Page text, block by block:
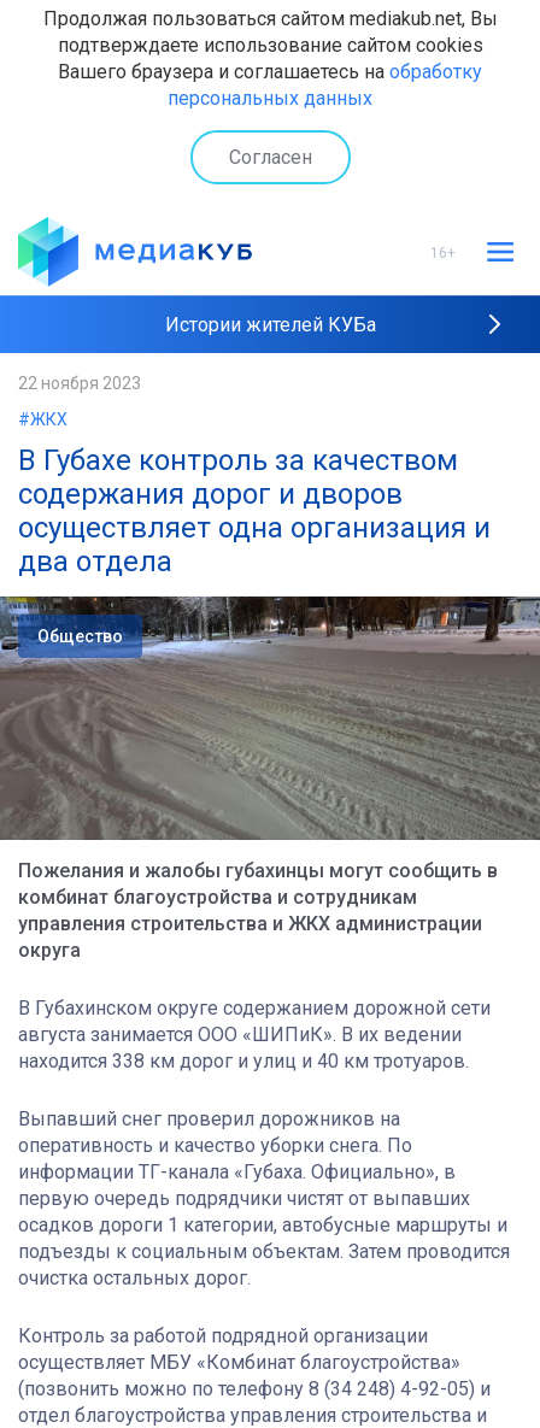
Продолжая пользоваться сайтом mediakub.net, Вы
подтверждаете использование сайтом cookies
Вашего браузера и соглашаетесь на обработку
персональных данных
Согласен
16+
Истории жителей КУБа
22 ноября 2023
#ЖКХ
В Губахе контроль за качеством
содержания дорог и дворов
осуществляет одна организация и
два отдела
Общество
Пожелания и жалобы губахинцы могут сообщить в
комбинат благоустройства и сотрудникам
управления строительства и ЖКХ администрации
округа
В Губахинском округе содержанием дорожной сети
августа занимается ООО «ШИПиК». В их ведении
находится 338 км дорог и улиц и 40 км тротуаров.
Выпавший снег проверил дорожников на
оперативность и качество уборки снега. По
информации ТГ-канала «Губаха. Официально», в
первую очередь подрядчики чистят от выпавших
осадков дороги 1 категории, автобусные маршруты и
подъезды к социальным объектам. Затем проводится
очистка остальных дорог.
Контроль за работой подрядной организации
осуществляет МБУ «Комбинат благоустройства»
(позвонить можно по телефону 8 (34 248) 4-92-05) и
отдел благоустройства управления строительства и